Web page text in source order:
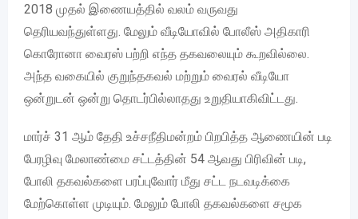
2018 முதல் இணையத்தில் வலம் வருவது
தெரியவந்துள்ளது. மேலும் வீடியோவில் போலீஸ் அதிகாரி
கொரோனா வைரஸ் பற்றி எந்த தகவலையும் கூறவில்லை.
அந்த வகையில் குறுந்தகவல் மற்றும் வைரல் வீடியோ
ஒன்றுடன் ஒன்று தொடர்பில்லாதது உறுதியாகிவிட்டது.
மார்ச் 31 ஆம் தேதி உச்சநீதிமன்றம் பிறபித்த ஆணையின் படி
பேரழிவு மேலாண்மை சட்டத்தின் 54 ஆவது பிரிவின் படி,
போலி தகவல்களை பரப்புவோர் மீது சட்ட நடவடிக்கை
மேற்கொள்ள முடியும். மேலும் போலி தகவல்களை சமூக